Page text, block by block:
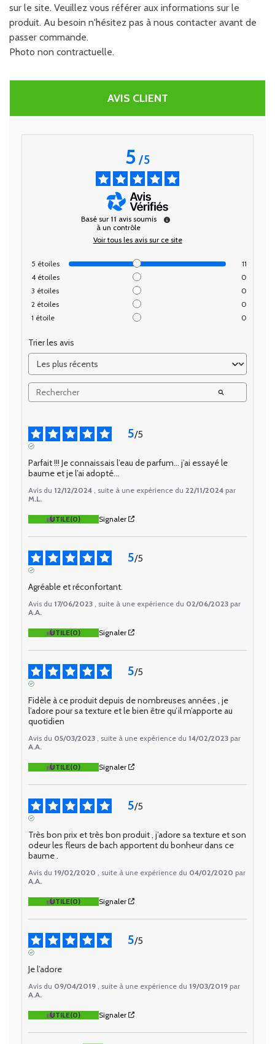
sur le site. Veuillez vous référer aux informations sur le
produit. Au besoin n'hésitez pas à nous contacter avant de
passer commande.
Photo non contractuelle.
AVIS CLIENT
5/5
Basé sur 11 avis soumis
à un contrôle
Voir tous les avis sur ce site
5 étoiles
11
4 étoiles
0
3 étoiles
0
2 étoiles
0
1 étoile 0
Trier les avis
5/5
Parfait !!! Je connaissais l’eau de parfum… j’ai essayé le
baume et je l’ai adopté…
Avis du 12/12/2024 , suite à une expérience du 22/11/2024 par
M.L.
UTILE(0) Signaler
5/5
Agréable et réconfortant.
Avis du 17/06/2023 , suite à une expérience du 02/06/2023 par
A.A.
UTILE(0) Signaler
5/5
Fidèle à ce produit depuis de nombreuses années , je
l’adore pour sa texture et le bien être qu’il m’apporte au
quotidien
Avis du 05/03/2023 , suite à une expérience du 14/02/2023 par
A.A.
UTILE(0) Signaler
5/5
Très bon prix et très bon produit , j’adore sa texture et son
odeur les fleurs de bach apportent du bonheur dans ce
baume .
Avis du 19/02/2020 , suite à une expérience du 04/02/2020 par
A.A.
UTILE(0) Signaler
5/5
Je l’adore
Avis du 09/04/2019 , suite à une expérience du 19/03/2019 par
A.A.
UTILE(0) Signaler